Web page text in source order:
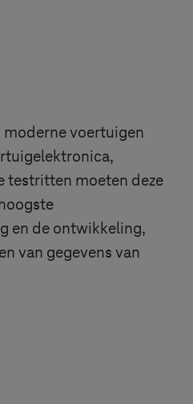
voertuigen
testritten moeten deze
en de ontwikkeling,
van gegevens van